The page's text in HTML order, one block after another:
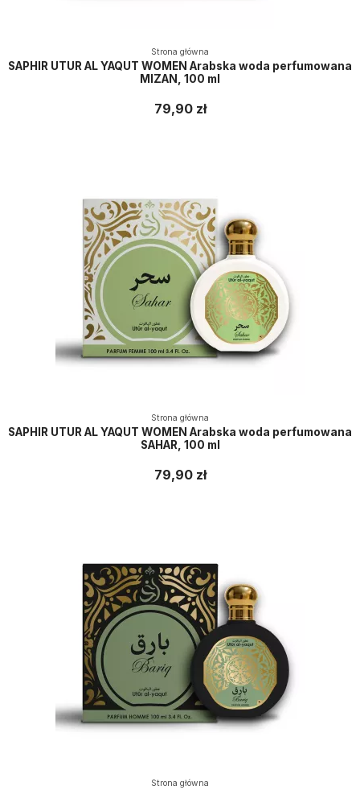
Strona główna
SAPHIR UTUR AL YAQUT WOMEN Arabska woda perfumowana
MIZAN, 100 ml
79,90 zł
Strona główna
SAPHIR UTUR AL YAQUT WOMEN Arabska woda perfumowana
SAHAR, 100 ml
79,90 zł
Strona główna